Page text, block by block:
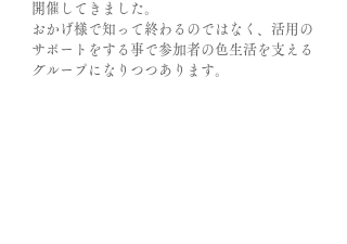
開催してきました。
おかげ様で知って終わるのではなく、活用の
サポートをする事で参加者の色生活を支える
グループになりつつあります。